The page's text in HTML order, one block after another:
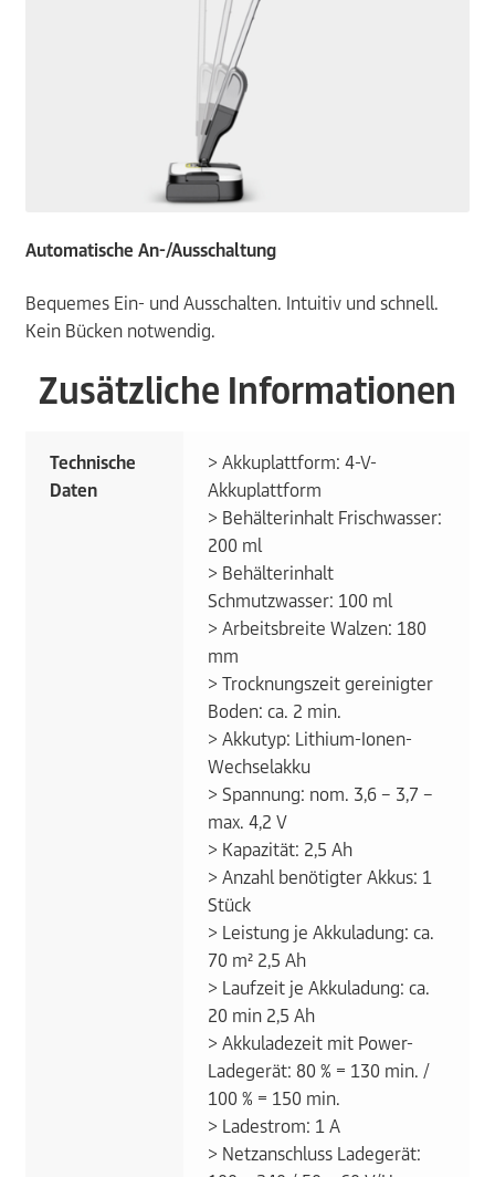
Automatische An-/Ausschaltung
Bequemes Ein- und Ausschalten. Intuitiv und schnell.
Kein Bücken notwendig.
Zusätzliche Informationen
Technische
Daten
> Akkuplattform: 4-V-
Akkuplattform
> Behälterinhalt Frischwasser:
200 ml
> Behälterinhalt
Schmutzwasser: 100 ml
> Arbeitsbreite Walzen: 180
mm
> Trocknungszeit gereinigter
Boden: ca. 2 min.
> Akkutyp: Lithium-Ionen-
Wechselakku
> Spannung: nom. 3,6 – 3,7 –
max. 4,2 V
> Kapazität: 2,5 Ah
> Anzahl benötigter Akkus: 1
Stück
> Leistung je Akkuladung: ca.
70 m² 2,5 Ah
> Laufzeit je Akkuladung: ca.
20 min 2,5 Ah
> Akkuladezeit mit Power-
Ladegerät: 80 % = 130 min. /
100 % = 150 min.
> Ladestrom: 1 A
> Netzanschluss Ladegerät: